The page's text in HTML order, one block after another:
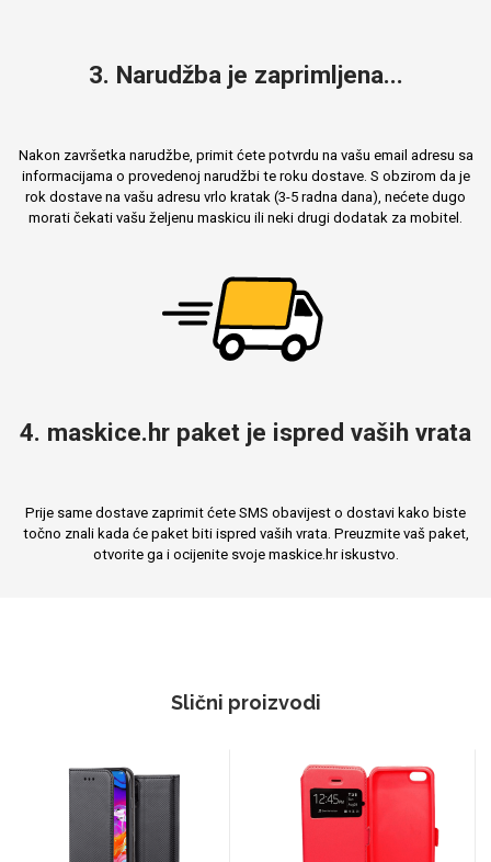
3. Narudžba je zaprimljena...
Nakon završetka narudžbe, primit ćete potvrdu na vašu email adresu sa
informacijama o provedenoj narudžbi te roku dostave. S obzirom da je
rok dostave na vašu adresu vrlo kratak (3-5 radna dana), nećete dugo
morati čekati vašu željenu maskicu ili neki drugi dodatak za mobitel.
4. maskice.hr paket je ispred vaših vrata
Prije same dostave zaprimit ćete SMS obavijest o dostavi kako biste
točno znali kada će paket biti ispred vaših vrata. Preuzmite vaš paket,
otvorite ga i ocijenite svoje maskice.hr iskustvo.
Slični proizvodi